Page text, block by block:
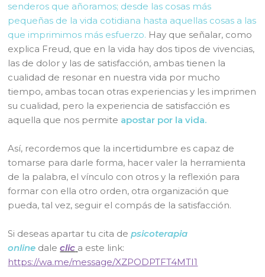
senderos que añoramos; desde las cosas más
pequeñas de la vida cotidiana hasta aquellas cosas a las
que imprimimos más esfuerzo. Hay que señalar, como
explica Freud, que en la vida hay dos tipos de vivencias,
las de dolor y las de satisfacción, ambas tienen la
cualidad de resonar en nuestra vida por mucho
tiempo, ambas tocan otras experiencias y les imprimen
su cualidad, pero la experiencia de satisfacción es
aquella que nos permite apostar por la vida.
Así, recordemos que la incertidumbre es capaz de
tomarse para darle forma, hacer valer la herramienta
de la palabra, el vínculo con otros y la reflexión para
formar con ella otro orden, otra organización que
pueda, tal vez, seguir el compás de la satisfacción.
Si deseas apartar tu cita depsicoterapia
online daleclic a este link:
https://wa.me/message/XZPODPTFT4MTI1